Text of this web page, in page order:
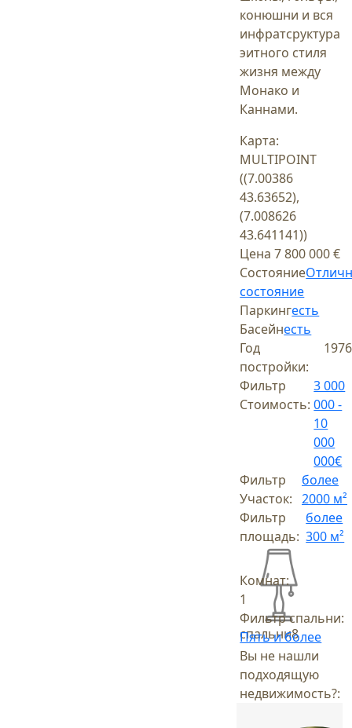
конюшни и вся
инфратсруктура
эитного стиля
жизня между
Монако и
Каннами.
Карта:
MULTIPOINT
((7.00386
43.63652),
(7.008626
43.641141))
Цена7 800 000 €
Состояние
состояние
Паркингесть
Басейнесть
Год
постройки:
1976
Фильтр
Стоимость:
3 000
000 -
10
000
000€
Фильтр
Участок:
более
2000 м²
Фильтр
площадь:
более
300 м²
спальни8
Комнат:
1
Фильтр спальни:
Пять и более
Вы не нашли
подходящую
недвижимость?: